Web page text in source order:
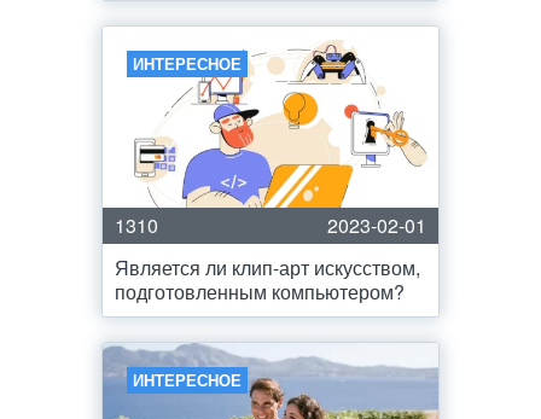
ИНТЕРЕСНОЕ
1310
2023-02-01
Является ли клип-арт искусством,
подготовленным компьютером?
ИНТЕРЕСНОЕ